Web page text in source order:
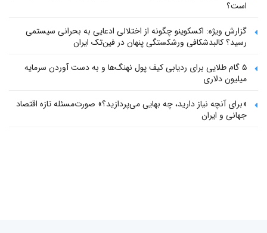
است؟
گزارش ویژه: اکسکوینو چگونه از اختلالی ادعایی به بحرانی سیستمی
رسید؟ کالبدشکافی ورشکستگی پنهان در فین‌تک ایران
۵ گام طلایی برای ردیابی کیف پول‌ نهنگ‌ها و به دست آوردن سرمایه
میلیون دلاری
«برای آنچه نیاز دارید، چه بهایی می‌پردازید؟» صورت‌مسئله تازه اقتصاد
جهانی و ایران